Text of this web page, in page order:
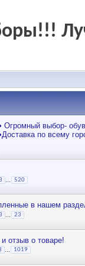
Огромный выбор-
по всему
520
в нашем
23
отзыв о товаре!
... 1019